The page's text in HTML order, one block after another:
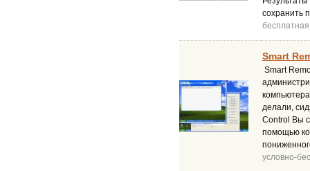
сохранить
бесплатная
Smart
Smart
делали,
Control Вы
помощью
условно-